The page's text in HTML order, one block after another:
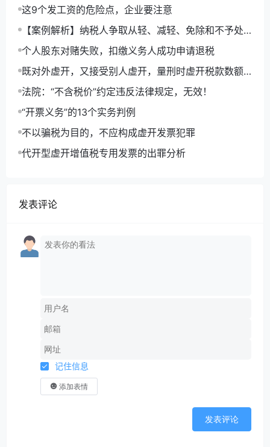
接以不予处理结案。
我觉得这种解决问题的思路不错，值得借鉴。
—END—
来源：税乎网；晶晶亮的税月简评
这9个发工资的危险点，企业要注意
【案例解析】纳税人争取从轻、减轻、免除和不予处
罚的5个路径
个人股东对赌失败，扣缴义务人成功申请退税
既对外虚开，又接受别人虚开，量刑时虚开税款数额
怎么算？
法院：“不含税价”约定违反法律规定，无效！
“开票义务”的13个实务判例
不以骗税为目的，不应构成虚开发票犯罪
代开型虚开增值税专用发票的出罪分析
发表评论
记住信息
添加表情
发表评论